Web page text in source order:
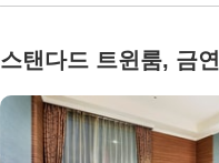
스탠다드 트윈룸, 금연